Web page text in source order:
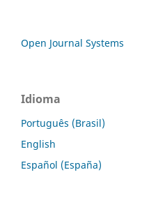
Open Journal Systems
Idioma
Português (Brasil)
English
Español (España)